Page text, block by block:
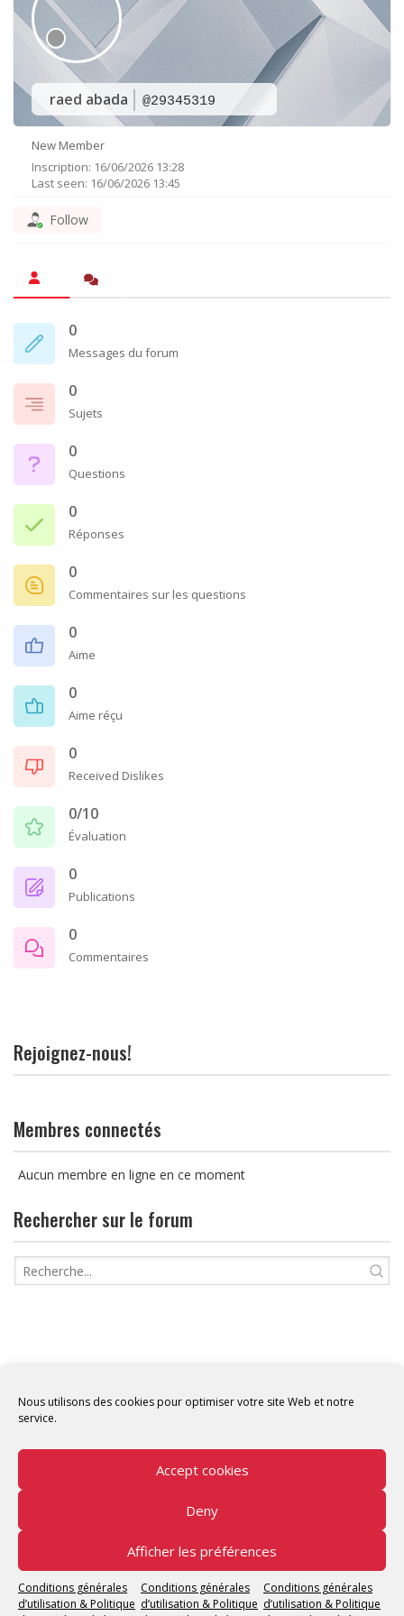
Nous utilisons des cookies pour optimiser votre site Web et notre
service.
Accept cookies
Deny
Afficher les préférences
Conditions générales
d’utilisation & Politique
Conditions générales
d’utilisation & Politique
Conditions générales
d’utilisation & Politique
raed abada @29345319
New Member
Inscription: 16/06/2026 13:28
Last seen: 16/06/2026 13:45
Follow
0
Messages du forum
0
Sujets
0
Questions
0
Réponses
0
Commentaires sur les questions
0
Aime
0
Aime réçu
0
Received Dislikes
0/10
Évaluation
0
Publications
0
Commentaires
Rejoignez-nous!
Membres connectés
Aucun membre en ligne en ce moment
Rechercher sur le forum
Copyright © 2026 Tunisian Fablabs Tous droits
réservés.
Tunisian Fablabsby OpenFab Tunisia - Powered by
WordPress.